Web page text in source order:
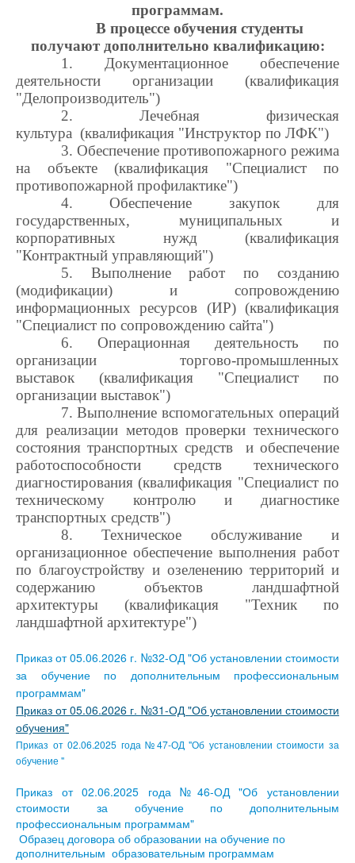
программам.
В процессе обучения студенты
получают дополнительно квалификацию:
1. Документационное обеспечение
деятельности организации (квалификация
"Делопроизводитель")
2. Лечебная физическая
культура (квалификация "Инструктор по ЛФК")
3. Обеспечение противопожарного режима
на объекте (квалификация "Специалист по
противопожарной профилактике")
4. Обеспечение закупок для
государственных, муниципальных и
корпоративных нужд (квалификация
"Контрактный управляющий")
5. Выполнение работ по созданию
(модификации) и сопровождению
информационных ресурсов (ИР) (квалификация
"Специалист по сопровождению сайта")
6. Операционная деятельность по
организации торгово-промышленных
выставок (квалификация "Специалист по
организации выставок")
7. Выполнение вспомогательных операций
для реализации методов проверки технического
состояния транспортных средств и обеспечение
работоспособности средств технического
диагностирования (квалификация "Специалист по
техническому контролю и диагностике
транспортных средств")
8. Техническое обслуживание и
организационное обеспечение выполнения работ
по благоустройству и озеленению территорий и
содержанию объектов ландшафтной
архитектуры (квалификация "Техник по
ландшафтной архитектуре")
Приказ от 05.06.2026 г. №32-ОД "Об установлении стоимости
за обучение по дополнительным профессиональным
программам"
Приказ от 05.06.2026 г. №31-ОД "Об установлении стоимости
обучения"
Приказ от 02.06.2025 года №47-ОД "Об установлении стоимости за
обучение "
Приказ от 02.06.2025 года №46-ОД "Об установлении
стоимости за обучение по дополнительным
профессиональным программам"
Образец договора об образовании на обучение по
дополнительным образовательным программам